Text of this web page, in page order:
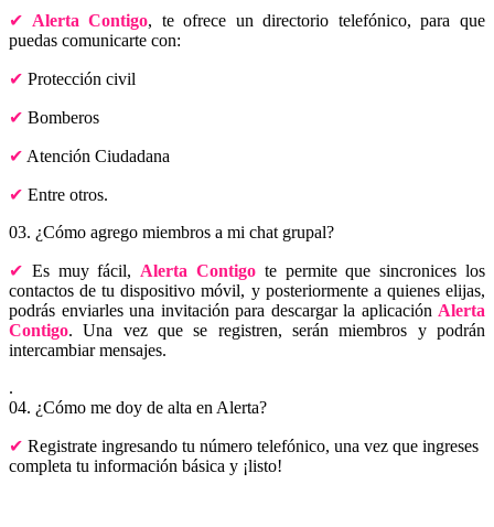
Alerta Contigo, te ofrece un directorio telefónico, para que
puedas comunicarte con:
Protección civil
Bomberos
Atención Ciudadana
Entre otros.
03. ¿Cómo agrego miembros a mi chat grupal?
Es muy fácil, Alerta Contigo te permite que sincronices los
contactos de tu dispositivo móvil, y posteriormente a quienes elijas,
podrás enviarles una invitación para descargar la aplicación Alerta
Contigo. Una vez que se registren, serán miembros y podrán
intercambiar mensajes.
.
04. ¿Cómo me doy de alta en Alerta?
Registrate ingresando tu número telefónico, una vez que ingreses
completa tu información básica y ¡listo!